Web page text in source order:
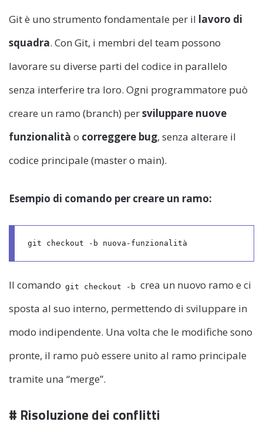
Git è uno strumento fondamentale per il lavoro di
squadra. Con Git, i membri del team possono
lavorare su diverse parti del codice in parallelo
senza interferire tra loro. Ogni programmatore può
creare un ramo (branch) persviluppare nuove
funzionalità o correggere bug, senza alterare il
codice principale (master o main).
Esempio di comando per creare un ramo:
Il comando git checkout -b crea un nuovo ramo e ci
sposta al suo interno, permettendo di sviluppare in
modo indipendente. Una volta che le modifiche sono
pronte, il ramo può essere unito al ramo principale
tramite una “merge”.
# Risoluzione dei conflitti